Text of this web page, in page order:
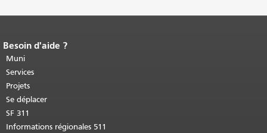
Fin du contenu de la page.
cette page se répète sur chaque page.
Retour au haut du contenu principal
Besoin d'aide ?
Muni
Services
Projets
Se déplacer
SF 311
Informations régionales 511